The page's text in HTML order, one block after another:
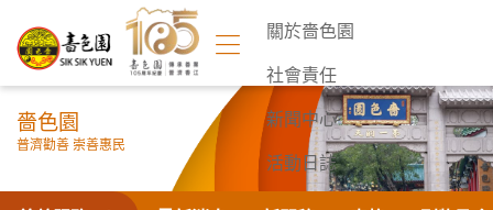
關於嗇色園
社會責任
新聞中心
活動日誌
嗇色園
普濟勸善 崇善惠民